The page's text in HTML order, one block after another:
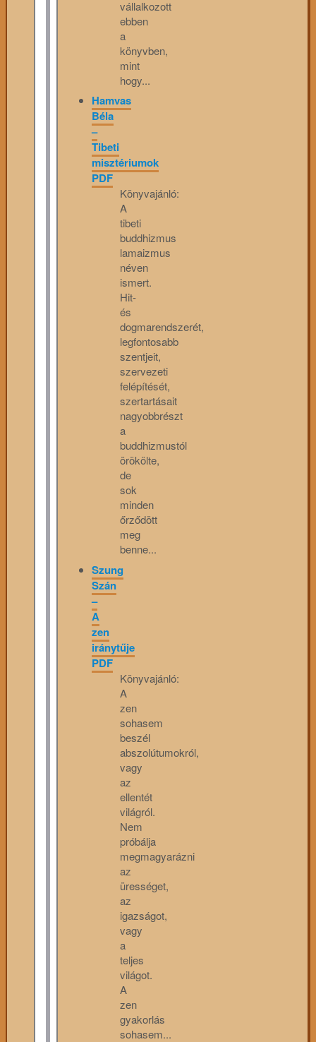
vállalkozott
ebben
a
könyvben,
mint
hogy...
Hamvas
Béla
–
Tibeti
misztériumok
PDF
Könyvajánló:
A
tibeti
buddhizmus
lamaizmus
néven
ismert.
Hit-
és
dogmarendszerét,
legfontosabb
szentjeit,
szervezeti
felépítését,
szertartásait
nagyobbrészt
a
buddhizmustól
örökölte,
de
sok
minden
őrződött
meg
benne...
Szung
Szán
–
A
zen
iránytűje
PDF
Könyvajánló:
A
zen
sohasem
beszél
abszolútumokról,
vagy
az
ellentét
világról.
Nem
próbálja
megmagyarázni
az
ürességet,
az
igazságot,
vagy
a
teljes
világot.
A
zen
gyakorlás
sohasem...